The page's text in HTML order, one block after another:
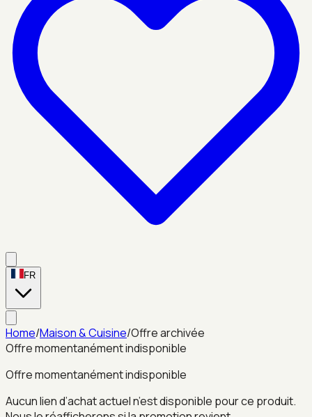
FR
Home/Maison & Cuisine/Offre archivée
Offre momentanément indisponible
Offre momentanément indisponible
Aucun lien d’achat actuel n’est disponible pour ce produit.